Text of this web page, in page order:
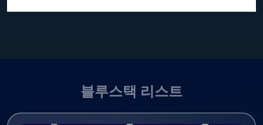
블루스택 리스트